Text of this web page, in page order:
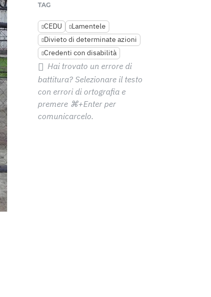
TAG
CEDU
Lamentele
Divieto di determinate azioni
Credenti con disabilità
Hai trovato un errore di
battitura? Selezionare il testo
con errori di ortografia e
premere ⌘+Enter per
comunicarcelo.